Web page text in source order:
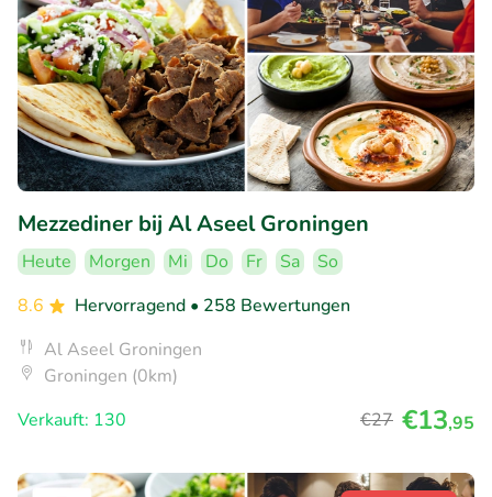
Mezzediner bij Al Aseel Groningen
Heute Morgen Mi Do Fr Sa
So
8.6
Hervorragend • 258 Bewertungen
Al Aseel Groningen
Groningen (0km)
Verkauft: 130
€27 €13,95